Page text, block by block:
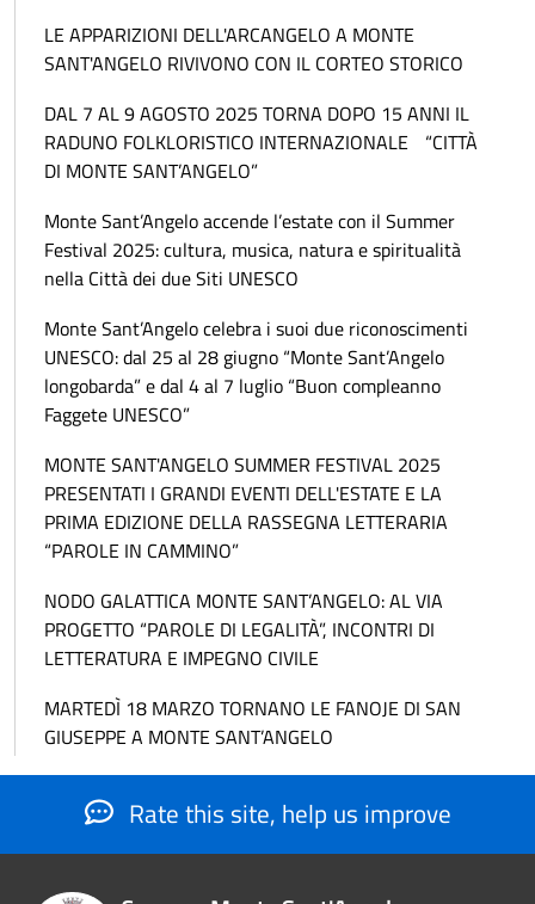
LE APPARIZIONI DELL'ARCANGELO A MONTE
SANT'ANGELO RIVIVONO CON IL CORTEO STORICO
DAL 7 AL 9 AGOSTO 2025 TORNA DOPO 15 ANNI IL
RADUNO FOLKLORISTICO INTERNAZIONALE “CITTÀ
DI MONTE SANT’ANGELO”
Monte Sant’Angelo accende l’estate con il Summer
Festival 2025: cultura, musica, natura e spiritualità
nella Città dei due Siti UNESCO
Monte Sant’Angelo celebra i suoi due riconoscimenti
UNESCO: dal 25 al 28 giugno “Monte Sant’Angelo
longobarda” e dal 4 al 7 luglio “Buon compleanno
Faggete UNESCO”
MONTE SANT'ANGELO SUMMER FESTIVAL 2025
PRESENTATI I GRANDI EVENTI DELL'ESTATE E LA
PRIMA EDIZIONE DELLA RASSEGNA LETTERARIA
“PAROLE IN CAMMINO”
NODO GALATTICA MONTE SANT’ANGELO: AL VIA
PROGETTO “PAROLE DI LEGALITÀ”, INCONTRI DI
LETTERATURA E IMPEGNO CIVILE
MARTEDÌ 18 MARZO TORNANO LE FANOJE DI SAN
GIUSEPPE A MONTE SANT’ANGELO
Rate this site, help us improve